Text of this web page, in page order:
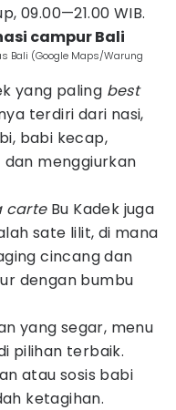
09.00—21.00 WIB.
campur Bali
Bali (Google Maps/Warung
yang paling best
terdiri dari nasi,
babi kecap,
dan menggiurkan
carteBu Kadek juga
sate lilit, di mana
cincang dan
dengan bumbu
yang segar, menu
pilihan terbaik.
atau sosis babi
ketagihan.